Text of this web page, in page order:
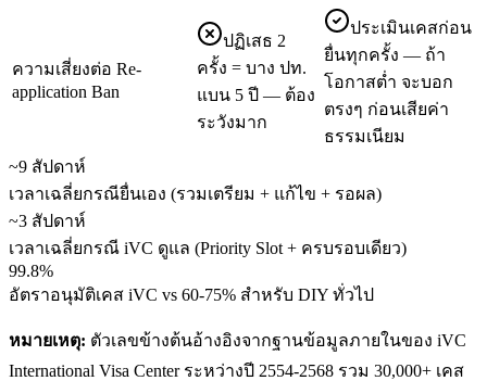
ความเสี่ยงต่อ Re-
application Ban
ปฏิเสธ 2
ครั้ง = บาง ปท.
แบน 5 ปี — ต้อง
ระวังมาก
ประเมินเคสก่อน
ยื่นทุกครั้ง — ถ้า
โอกาสต่ำ จะบอก
ตรงๆ ก่อนเสียค่า
ธรรมเนียม
~9 สัปดาห์
เวลาเฉลี่ยกรณียื่นเอง (รวมเตรียม + แก้ไข + รอผล)
~3 สัปดาห์
เวลาเฉลี่ยกรณี iVC ดูแล (Priority Slot + ครบรอบเดียว)
99.8%
อัตราอนุมัติเคส iVC vs 60-75% สำหรับ DIY ทั่วไป
หมายเหตุ: ตัวเลขข้างต้นอ้างอิงจากฐานข้อมูลภายในของ iVC
International Visa Center ระหว่างปี 2554-2568 รวม 30,000+ เคส